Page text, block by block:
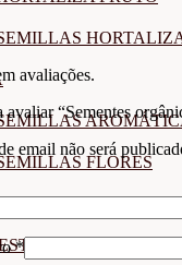
FLORES
FLORES
avaliações.
avaliar “Sementes
email não será
*